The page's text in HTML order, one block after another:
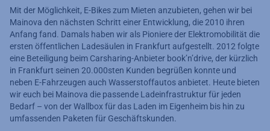
Mit der Möglichkeit, E-Bikes zum Mieten anzubieten, gehen wir bei
Mainova den nächsten Schritt einer Entwicklung, die 2010 ihren
Anfang fand. Damals haben wir als Pioniere der Elektromobilität die
ersten öffentlichen Ladesäulen in Frankfurt aufgestellt. 2012 folgte
eine Beteiligung beim Carsharing-Anbieter book’n’drive, der kürzlich
in Frankfurt seinen 20.000sten Kunden begrüßen konnte und
neben E-Fahrzeugen auch Wasserstoffautos anbietet. Heute bieten
wir euch bei Mainova die passende Ladeinfrastruktur für jeden
Bedarf – von der Wallbox für das Laden im Eigenheim bis hin zu
umfassenden Paketen für Geschäftskunden.